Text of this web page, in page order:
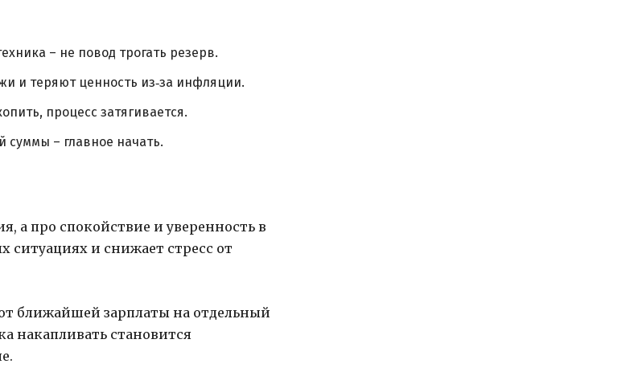
– не повод трогать резерв.
и теряют ценность из‑за инфляции.
процесс затягивается.
суммы – главное начать.
а про спокойствие и уверенность в
ситуациях и снижает стресс от
ближайшей зарплаты на отдельный
накапливать становится